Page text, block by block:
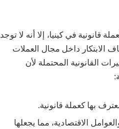
في كينيا، إلا أنه لا توجد
الابتكار داخل مجال العملات
القانونية المحتملة لأن
بها كعملة قانونية.
الاقتصادية، مما يجعلها